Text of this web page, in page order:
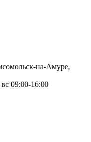
на-Амуре,
09:00-16:00